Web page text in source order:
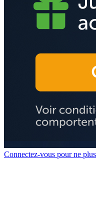
Connectez-vous pour ne